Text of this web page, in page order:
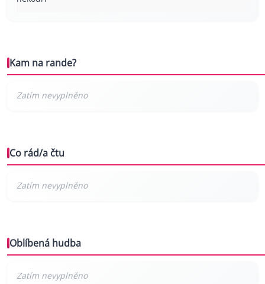
Kam na rande?
Co rád/a čtu
Oblíbená hudba